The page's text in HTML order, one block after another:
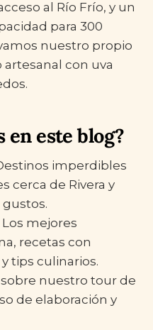
al Río Frío, y un
para 300
nuestro propio
con uva
en este blog?
imperdibles
cerca de Rivera y
mejores
recetas con
tips culinarios.
nuestro tour de
de elaboración y